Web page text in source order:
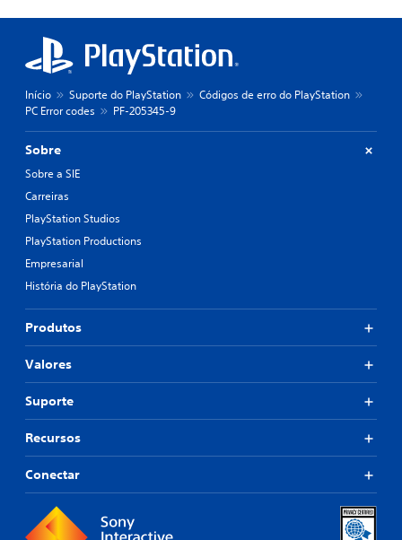
Início Suporte do PlayStation
Códigos de erro do PlayStation
PC Error codes
PF-205345-9
Sobre
Sobre a SIE
Carreiras
PlayStation Studios
PlayStation Productions
Empresarial
História do PlayStation
Produtos
Valores
Suporte
Recursos
Conectar